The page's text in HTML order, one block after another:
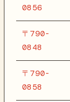
0856
〒790-
0848
〒790-
0858